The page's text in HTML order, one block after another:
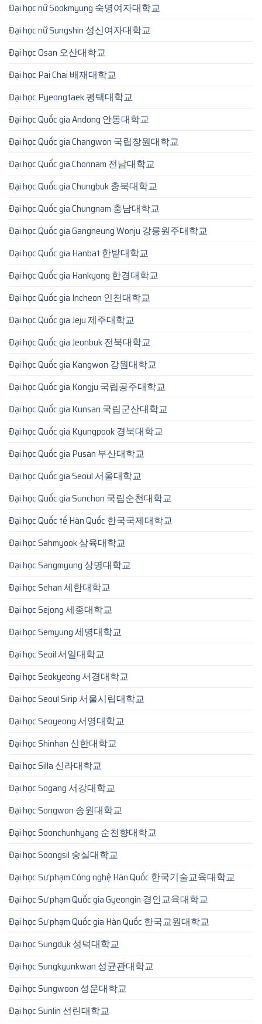
Đại học nữ Sookmyung 숙명여자대학교
Đại học nữ Sungshin 성신여자대학교
Đại học Osan 오산대학교
Đại học Pai Chai 배재대학교
Đại học Pyeongtaek 평택대학교
Đại học Quốc gia Andong 안동대학교
Đại học Quốc gia Changwon 국립창원대학교
Đại học Quốc gia Chonnam 전남대학교
Đại học Quốc gia Chungbuk 충북대학교
Đại học Quốc gia Chungnam 충남대학교
Đại học Quốc gia Gangneung Wonju 강릉원주대학교
Đại học Quốc gia Hanbat 한밭대학교
Đại học Quốc gia Hankyong 한경대학교
Đại học Quốc gia Incheon 인천대학교
Đại học Quốc gia Jeju 제주대학교
Đại học Quốc gia Jeonbuk 전북대학교
Đại học Quốc gia Kangwon 강원대학교
Đại học Quốc gia Kongju 국립공주대학교
Đại học Quốc gia Kunsan 국립군산대학교
Đại học Quốc gia Kyungpook 경북대학교
Đại học Quốc gia Pusan 부산대학교
Đại học Quốc gia Seoul 서울대학교
Đại học Quốc gia Sunchon 국립순천대학교
Đại học Quốc tế Hàn Quốc 한국국제대학교
Đại học Sahmyook 삼육대학교
Đại học Sangmyung 상명대학교
Đại học Sehan 세한대학교
Đại học Sejong 세종대학교
Đại học Semyung 세명대학교
Đại học Seoil 서일대학교
Đại học Seokyeong 서경대학교
Đại học Seoul Sirip 서울시립대학교
Đại học Seoyeong 서영대학교
Đại học Shinhan 신한대학교
Đại học Silla 신라대학교
Đại học Sogang 서강대학교
Đại học Songwon 송원대학교
Đại học Soonchunhyang 순천향대학교
Đại học Soongsil 숭실대학교
Đại học Sư phạm Công nghệ Hàn Quốc 한국기술교육대학교
Đại học Sư phạm Quốc gia Gyeongin 경인교육대학교
Đại học Sư phạm Quốc gia Hàn Quốc 한국교원대학교
Đại học Sungduk 성덕대학교
Đại học Sungkyunkwan 성균관대학교
Đại học Sungwoon 성운대학교
Đại học Sunlin 선린대학교